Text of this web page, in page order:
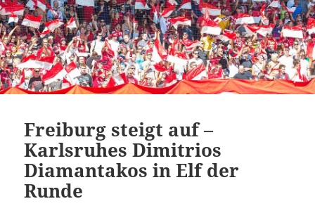
Freiburg steigt auf –
Karlsruhes Dimitrios
Diamantakos in Elf der
Runde